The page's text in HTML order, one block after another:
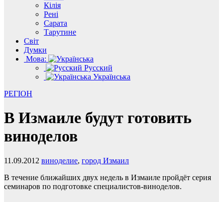
Кілія
Рені
Сарата
Тарутине
Світ
Думки
Мова:
Русский
Українська
РЕГІОН
В Измаиле будут готовить
виноделов
11.09.2012 виноделие, город Измаил
В течение ближайших двух недель в Измаиле пройдёт серия
семинаров по подготовке специалистов-виноделов.